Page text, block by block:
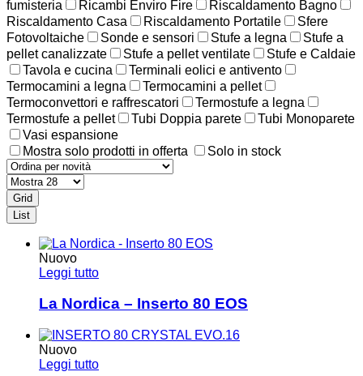
fumisteria
Ricambi Enviro Fire
Riscaldamento Bagno
Riscaldamento Casa
Riscaldamento Portatile
Sfere
Fotovoltaiche
Sonde e sensori Stufe a legna
Stufe a
pellet canalizzate
Stufe a pellet ventilate
Stufe e Caldaie
Tavola e cucina
Terminali eolici e antivento
Termocamini a legna
Termocamini a pellet
Termoconvettori e raffrescatori
Termostufe a legna
Termostufe a pellet
Tubi Doppia parete
Tubi Monoparete
Vasi espansione
Mostra solo prodotti in offerta
Solo in stock
Grid
List
Nuovo
Leggi tutto
La Nordica – Inserto 80 EOS
Nuovo
Leggi tutto